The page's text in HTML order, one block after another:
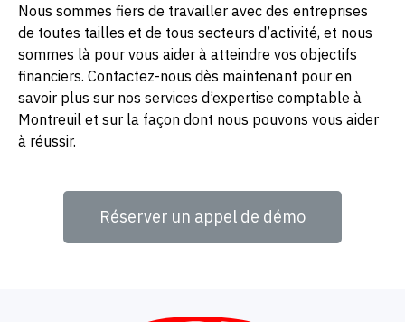
Nous sommes fiers de travailler avec des entreprises
de toutes tailles et de tous secteurs d’activité, et nous
sommes là pour vous aider à atteindre vos objectifs
financiers. Contactez-nous dès maintenant pour en
savoir plus sur nos services d’expertise comptable à
Montreuil et sur la façon dont nous pouvons vous aider
à réussir.
Réserver un appel de démo